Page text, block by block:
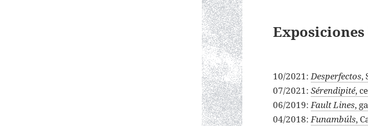
10/2021:Desperfectos,
07/2021: Sérendipité,
06/2019:Fault Lines,
04/2018:Funambúls,